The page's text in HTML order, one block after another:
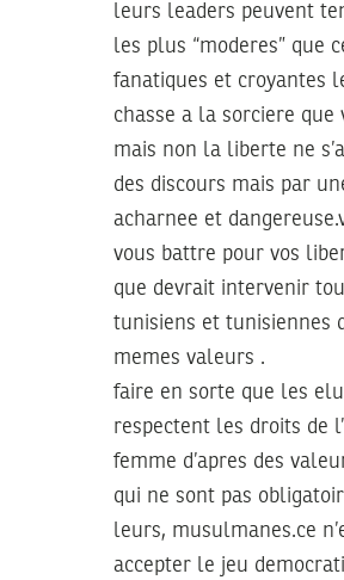
leurs leaders peuvent
les plus “moderes” que
fanatiques et croyantes
chasse a la sorciere que
mais non la liberte ne
des discours mais par
acharnee et
vous battre pour vos
que devrait intervenir
tunisiens et tunisiennes
memes valeurs .
faire en sorte que les
respectent les droits de
femme d’apres des
qui ne sont pas
leurs, musulmanes.ce
accepter le jeu